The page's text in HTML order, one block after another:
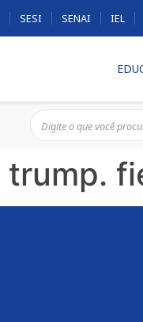
SESI SENAI IEL
trump.